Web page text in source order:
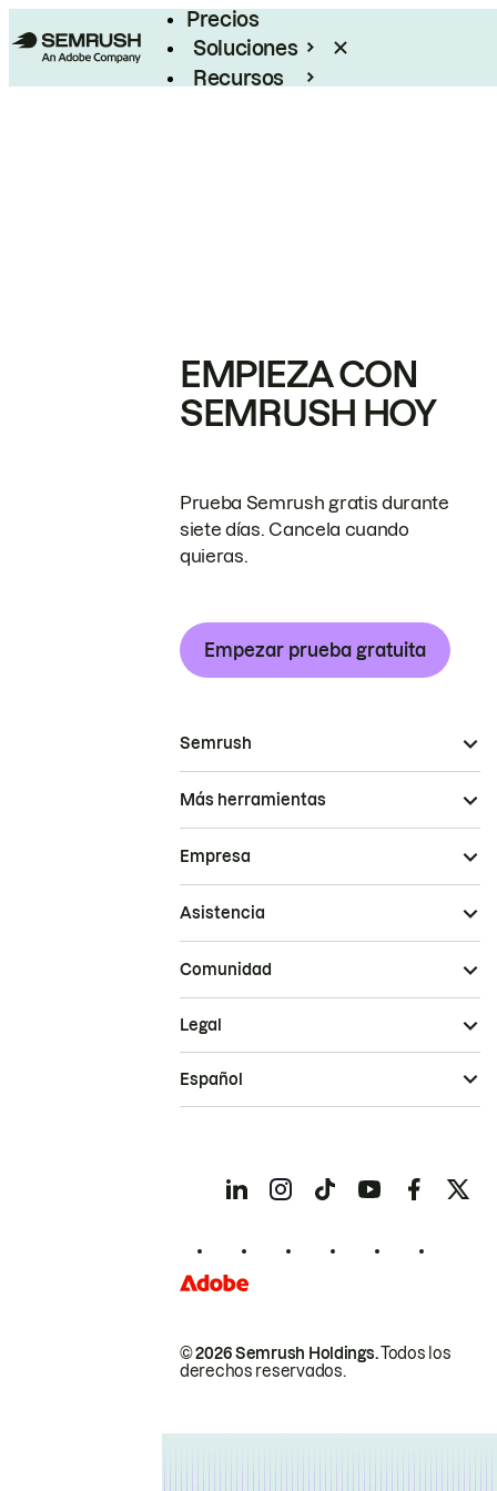
Precios
Soluciones
Recursos
EMPIEZA CON
SEMRUSH HOY
Prueba Semrush gratis durante
siete días. Cancela cuando
quieras.
Empezar prueba gratuita
Semrush
Más herramientas
Empresa
Asistencia
Comunidad
© 2026 Semrush Holdings.Todos los
derechos reservados.
Legal
Español